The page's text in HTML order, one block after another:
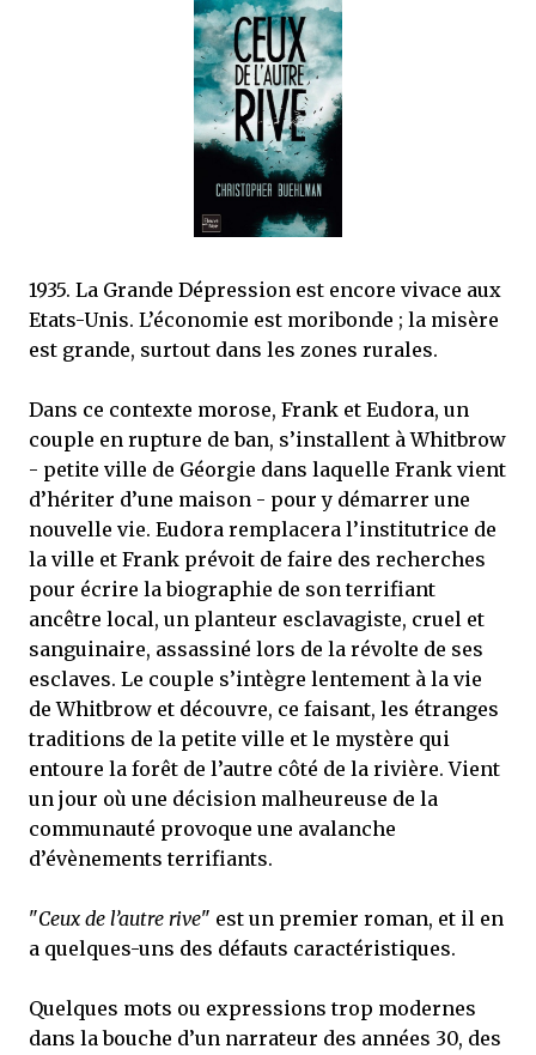
mettre sous tous les yeux. C'est cela...
1935. La Grande Dépression est encore vivace aux
Etats-Unis. L’économie est moribonde ; la misère
est grande, surtout dans les zones rurales.
Dans ce contexte morose, Frank et Eudora, un
couple en rupture de ban, s’installent à Whitbrow
- petite ville de Géorgie dans laquelle Frank vient
d’hériter d’une maison - pour y démarrer une
nouvelle vie. Eudora remplacera l’institutrice de
la ville et Frank prévoit de faire des recherches
pour écrire la biographie de son terrifiant
ancêtre local, un planteur esclavagiste, cruel et
sanguinaire, assassiné lors de la révolte de ses
esclaves. Le couple s’intègre lentement à la vie
de Whitbrow et découvre, ce faisant, les étranges
traditions de la petite ville et le mystère qui
entoure la forêt de l’autre côté de la rivière. Vient
un jour où une décision malheureuse de la
communauté provoque une avalanche
d’évènements terrifiants.
"Ceux de l’autre rive" est un premier roman, et il en
a quelques-uns des défauts caractéristiques.
Quelques mots ou expressions trop modernes
dans la bouche d’un narrateur des années 30, des